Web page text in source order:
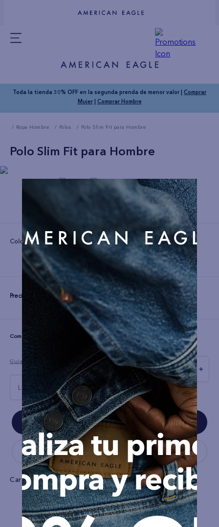
Toda la tienda 30% OFF en la segunda prenda de menor valor | Comprar
Mujer| Comprar Hombre
Ropa Hombre Polos Polo Slim Fit para Hombre
Polo Slim Fit para Hombre
Color:
Precio: S/ 149
☆☆ (0 comentarios)
Guía de tallas
L
＋
－
Características
Tela Picadura